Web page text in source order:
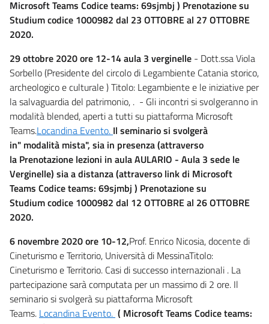
Microsoft Teams Codice teams: 69sjmbj ) Prenotazione su
Studium codice 1000982 dal 23 OTTOBREal 27 OTTOBRE
2020.
29 ottobre 2020 ore 12-14 aula 3 verginelle - Dott.ssa Viola
Sorbello (Presidente del circolo di Legambiente Catania storico,
archeologico e culturale ) Titolo: Legambiente e le iniziative per
la salvaguardia del patrimonio, . - Gli incontri si svolgeranno in
modalità blended, aperti a tutti su piattaforma Microsoft
Teams.Locandina Evento. Il seminario si svolgerà
in" modalità mista", sia in presenza (attraverso
la Prenotazione lezioni in aula AULARIO - Aula 3 sede le
Verginelle) sia a distanza (attraverso link di Microsoft
Teams Codice teams: 69sjmbj ) Prenotazione su
Studium codice 1000982 dal 12 OTTOBREal 26OTTOBRE
2020.
6 novembre 2020 ore 10-12,Prof. Enrico Nicosia, docente di
Cineturismo e Territorio, Università di MessinaTitolo:
Cineturismo e Territorio. Casi di successo internazionali . La
partecipazione sarà computata per un massimo di 2 ore. Il
seminario si svolgerà su piattaforma Microsoft
Teams. Locandina Evento. ( Microsoft Teams Codice teams: